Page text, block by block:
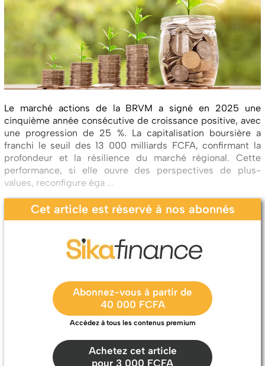
Le marché actions de la BRVM a signé en 2025 une
cinquième année consécutive de croissance positive, avec
une progression de 25 %. La capitalisation boursière a
franchi le seuil des 13 000 milliards FCFA, confirmant la
profondeur et la résilience du marché régional. Cette
performance, si elle ouvre des perspectives de plus-
values, reconfigure éga ...
Cet article est réservé à nos abonnés
Abonnez-vous à partir de
40 000 FCFA
Accédez à tous les contenus premium
Achetez cet article
pour 3 000 FCFA